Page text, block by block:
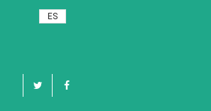
ES